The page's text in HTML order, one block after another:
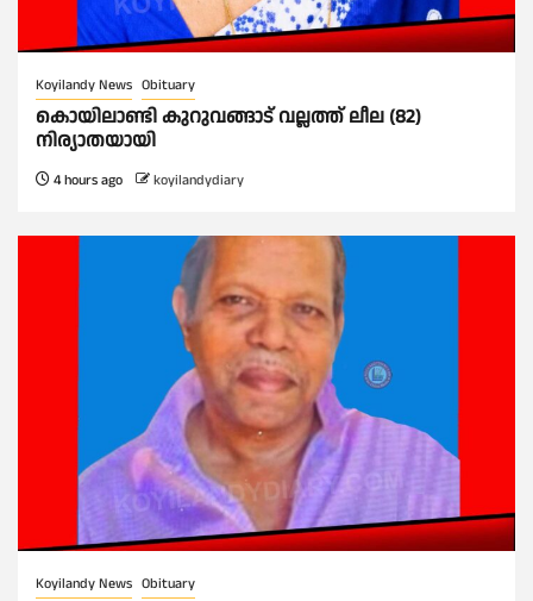
Koyilandy News Obituary
കൊയിലാണ്ടി കുറുവങ്ങാട് വല്ലത്ത് ലീല (82)
നിര്യാതയായി
4 hours ago koyilandydiary
Koyilandy News Obituary